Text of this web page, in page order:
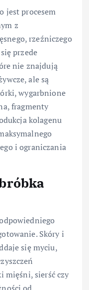
jest procesem
z
rzeźniczego
przede
nie znajdują
ale są
wygarbnione
fragmenty
kolagenu
i ograniczania
Skóry i
się myciu,
mięśni, sierść czy